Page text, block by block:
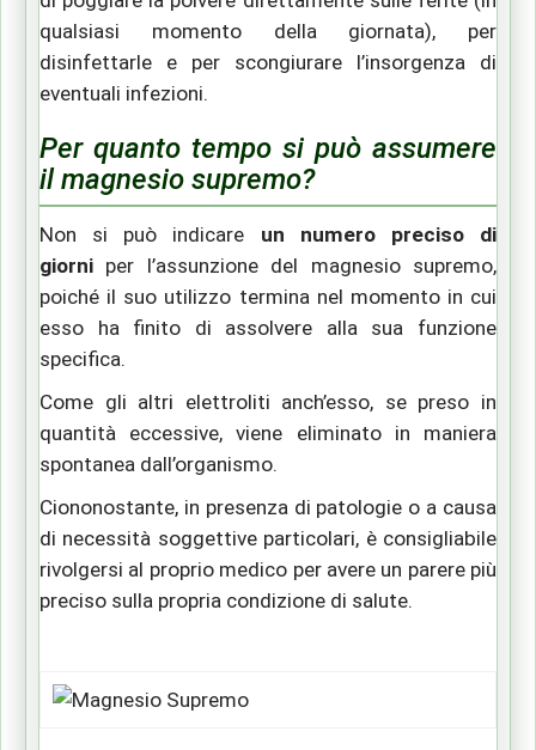
qualsiasi momento della giornata), per
disinfettarle e per scongiurare l’insorgenza di
eventuali infezioni.
Per quanto tempo si può assumere
il magnesio supremo?
Non si può indicare un numero preciso di
giorni per l’assunzione del magnesio supremo,
poiché il suo utilizzo termina nel momento in cui
esso ha finito di assolvere alla sua funzione
specifica.
Come gli altri elettroliti anch’esso, se preso in
quantità eccessive, viene eliminato in maniera
spontanea dall’organismo.
Ciononostante, in presenza di patologie o a causa
di necessità soggettive particolari, è consigliabile
rivolgersi al proprio medico per avere un parere più
preciso sulla propria condizione di salute.